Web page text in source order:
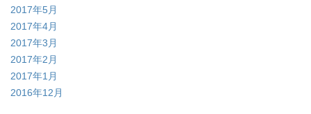
2017年5月
2017年4月
2017年3月
2017年2月
2017年1月
2016年12月